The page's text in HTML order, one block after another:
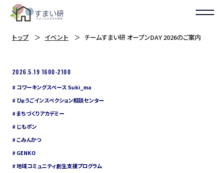
トップ イベント チームすまい研 オープンDAY 2026のご案内
2026.5.19 1600-2100
コワーキングスペース Suki_ma
ひょうごインスペクション相談センター
まちづくりアカデミー
じもポン
こみんかつ
GENKO
地域コミュニティ創生支援プログラム